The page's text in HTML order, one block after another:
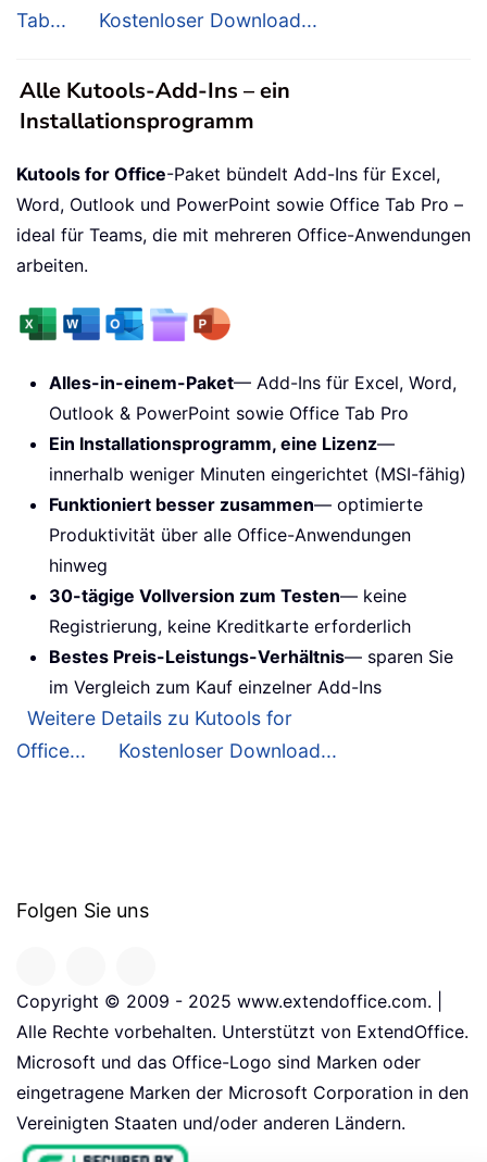
Tab...
Kostenloser Download...
Alle Kutools-Add-Ins – ein
Installationsprogramm
Kutools for Office-Paket bündelt Add-Ins für Excel,
Word, Outlook und PowerPoint sowie Office Tab Pro –
ideal für Teams, die mit mehreren Office-Anwendungen
arbeiten.
Alles-in-einem-Paket— Add-Ins für Excel, Word,
Outlook & PowerPoint sowie Office Tab Pro
Ein Installationsprogramm, eine Lizenz—
innerhalb weniger Minuten eingerichtet (MSI-fähig)
Funktioniert besser zusammen— optimierte
Produktivität über alle Office-Anwendungen
hinweg
30-tägige Vollversion zum Testen— keine
Registrierung, keine Kreditkarte erforderlich
Bestes Preis-Leistungs-Verhältnis— sparen Sie
im Vergleich zum Kauf einzelner Add-Ins
Weitere Details zu Kutools for
Office...
Kostenloser Download...
Folgen Sie uns
Copyright © 2009 - 2025 www.extendoffice.com. |
Alle Rechte vorbehalten. Unterstützt von ExtendOffice.
Microsoft und das Office-Logo sind Marken oder
eingetragene Marken der Microsoft Corporation in den
Vereinigten Staaten und/oder anderen Ländern.